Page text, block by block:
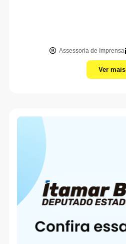
Assessoria de Imprensa
Ver mais